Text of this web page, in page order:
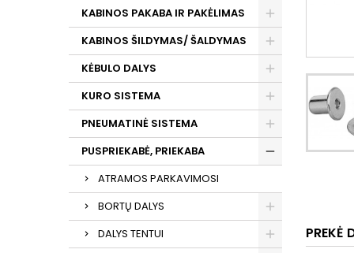
KABINOS PAKABA IR PAKĖLIMAS
KABINOS ŠILDYMAS/ ŠALDYMAS
KĖBULO DALYS
KURO SISTEMA
PNEUMATINĖ SISTEMA
PUSPRIEKABĖ, PRIEKABA
ATRAMOS PARKAVIMOSI
BORTŲ DALYS
DALYS TENTUI
PREKĖ